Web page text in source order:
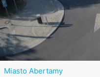
Miasto Abertamy